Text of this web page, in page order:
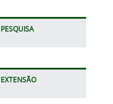
PESQUISA
EXTENSÃO